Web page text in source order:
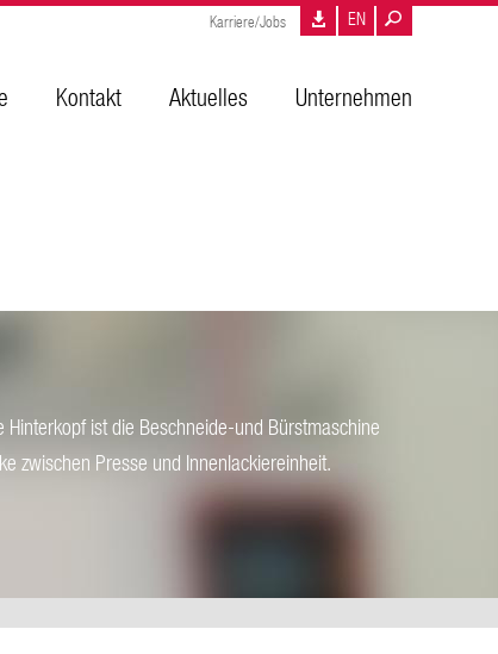
Kontakt Aktuelles Unternehmen
Karriere/Jobs EN
ist die Beschneide-und Bürstmaschine
zwischen Presse und Innenlackiereinheit.